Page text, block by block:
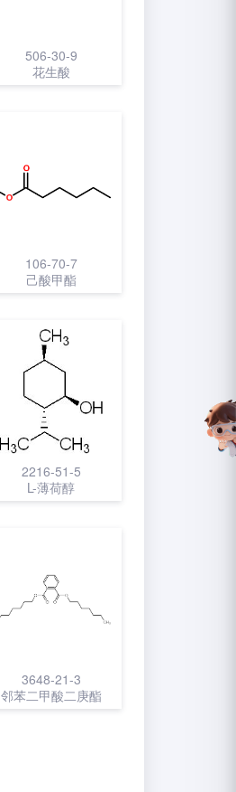
506-30-9
花生酸
106-70-7
己酸甲酯
2216-51-5
L-薄荷醇
3648-21-3
邻苯二甲酸二庚酯